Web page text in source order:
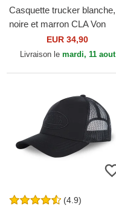
Casquette trucker blanche,
noire et marron CLA Von
EUR 34,90
Livraison le mardi, 11 aout
(4.9)